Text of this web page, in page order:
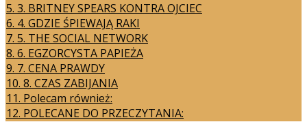
5. 3. BRITNEY SPEARS KONTRA OJCIEC
6. 4. GDZIE ŚPIEWAJĄ RAKI
7. 5. THE SOCIAL NETWORK
8. 6. EGZORCYSTA PAPIEŻA
9. 7. CENA PRAWDY
10. 8. CZAS ZABIJANIA
11. Polecam również:
12. POLECANE DO PRZECZYTANIA: